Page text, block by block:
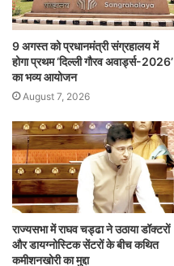
k
9 अगस्त को प्रधानमंत्री संग्रहालय में
होगा प्रथम ‘दिल्ली गौरव अवार्ड्स-2026’
का भव्य आयोजन
August 7, 2026
राज्यसभा में राघव चड्ढा ने उठाया डॉक्टरों
और डायग्नोस्टिक सेंटरों के बीच कथित
कमीशनखोरी का मुद्दा